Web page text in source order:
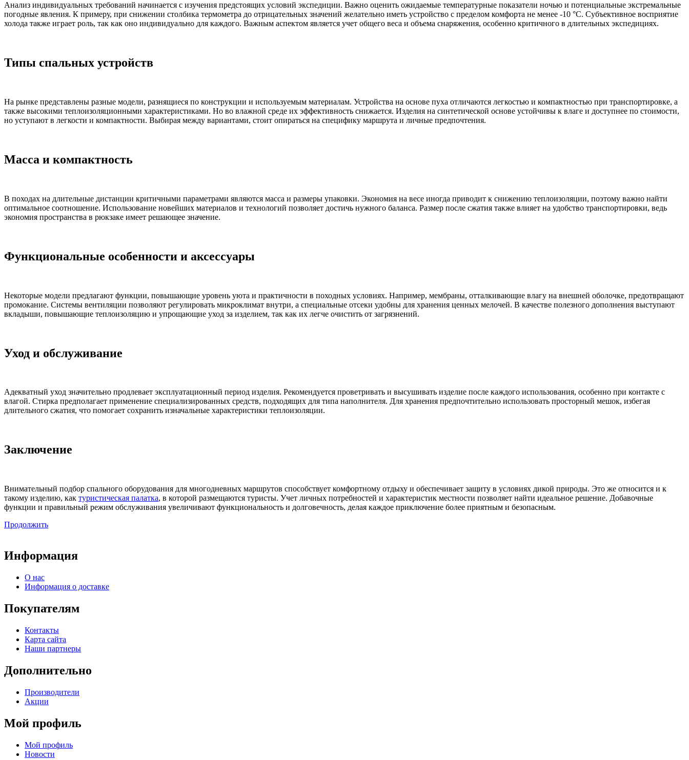
Анализ индивидуальных требований начинается с изучения предстоящих условий экспедиции. Важно оценить ожидаемые температурные показатели ночью и потенциальные экстремальные
погодные явления. К примеру, при снижении столбика термометра до отрицательных значений желательно иметь устройство с пределом комфорта не менее -10 °C. Субъективное восприятие
холода также играет роль, так как оно индивидуально для каждого. Важным аспектом является учет общего веса и объема снаряжения, особенно критичного в длительных экспедициях.
Типы спальных устройств
На рынке представлены разные модели, разнящиеся по конструкции и используемым материалам. Устройства на основе пуха отличаются легкостью и компактностью при транспортировке, а
также высокими теплоизоляционными характеристиками. Но во влажной среде их эффективность снижается. Изделия на синтетической основе устойчивы к влаге и доступнее по стоимости,
но уступают в легкости и компактности. Выбирая между вариантами, стоит опираться на специфику маршрута и личные предпочтения.
Масса и компактность
В походах на длительные дистанции критичными параметрами являются масса и размеры упаковки. Экономия на весе иногда приводит к снижению теплоизоляции, поэтому важно найти
оптимальное соотношение. Использование новейших материалов и технологий позволяет достичь нужного баланса. Размер после сжатия также влияет на удобство транспортировки, ведь
экономия пространства в рюкзаке имеет решающее значение.
Функциональные особенности и аксессуары
Некоторые модели предлагают функции, повышающие уровень уюта и практичности в походных условиях. Например, мембраны, отталкивающие влагу на внешней оболочке, предотвращают
промокание. Системы вентиляции позволяют регулировать микроклимат внутри, а специальные отсеки удобны для хранения ценных мелочей. В качестве полезного дополнения выступают
вкладыши, повышающие теплоизоляцию и упрощающие уход за изделием, так как их легче очистить от загрязнений.
Уход и обслуживание
Адекватный уход значительно продлевает эксплуатационный период изделия. Рекомендуется проветривать и высушивать изделие после каждого использования, особенно при контакте с
влагой. Стирка предполагает применение специализированных средств, подходящих для типа наполнителя. Для хранения предпочтительно использовать просторный мешок, избегая
длительного сжатия, что помогает сохранить изначальные характеристики теплоизоляции.
Заключение
Внимательный подбор спального оборудования для многодневных маршрутов способствует комфортному отдыху и обеспечивает защиту в условиях дикой природы. Это же относится и к
такому изделию, как туристическая палатка, в которой размещаются туристы. Учет личных потребностей и характеристик местности позволяет найти идеальное решение. Добавочные
функции и правильный режим обслуживания увеличивают функциональность и долговечность, делая каждое приключение более приятным и безопасным.
Продолжить
Информация
О нас
Информация о доставке
Покупателям
Контакты
Карта сайта
Наши партнеры
Дополнительно
Производители
Акции
Мой профиль
Мой профиль
Новости